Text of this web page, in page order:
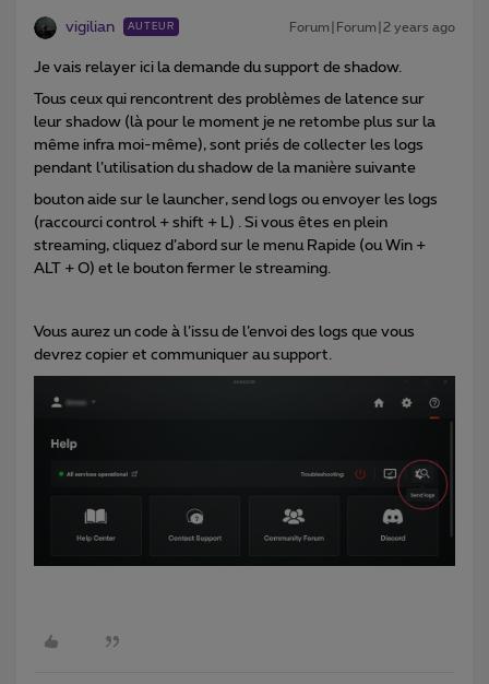
vigilian AUTEUR Forum|Forum|2 years ago
Je vais relayer ici la demande du support de shadow.
Tous ceux qui rencontrent des problèmes de latence sur
leur shadow (là pour le moment je ne retombe plus sur la
même infra moi-même), sont priés de collecter les logs
pendant l’utilisation du shadow de la manière suivante
bouton aide sur le launcher, send logs ou envoyer les logs
(raccourci control + shift + L) . Si vous êtes en plein
streaming, cliquez d’abord sur le menu Rapide (ou Win +
ALT + O) et le bouton fermer le streaming.
Vous aurez un code à l’issu de l’envoi des logs que vous
devrez copier et communiquer au support.